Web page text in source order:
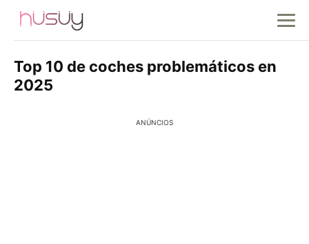
Top 10 de coches problemáticos en
2025
ANÚNCIOS